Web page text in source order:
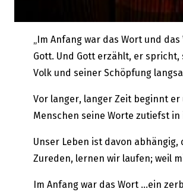
„Im Anfang war das Wort und
Gott. Und Gott erzählt, er
Volk und seiner Schöpfung
Vor langer, langer Zeit beginnt
Menschen seine Worte zutiefst
Unser Leben ist davon
Zureden, lernen wir laufen; weil
Im Anfang war das Wort …ein